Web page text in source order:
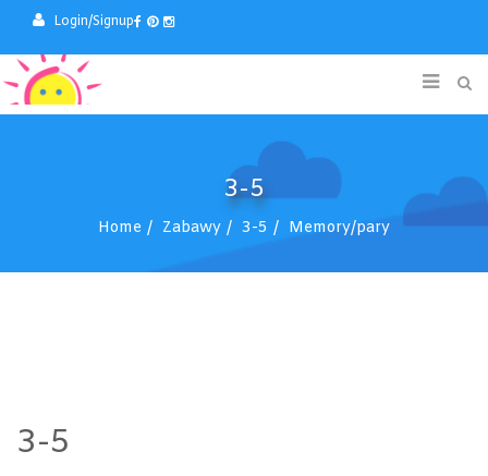
Login/Signup
3-5
Home Zabawy 3-5 Memory/pary
3-5